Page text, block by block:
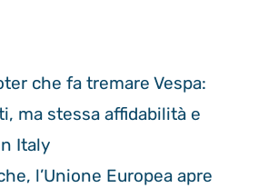
che fa tremare Vespa:
ma stessa affidabilità e
Italy
l’Unione Europea apre